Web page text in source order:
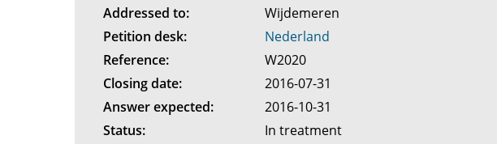
Addressed to:
Wijdemeren
Petition desk:
Nederland
Reference:
W2020
Closing date:
2016-07-31
Answer expected:
2016-10-31
Status:
In treatment